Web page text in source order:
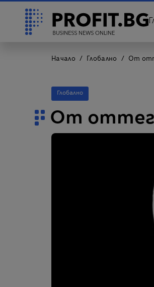
Начало Глобално От
Глобално
От